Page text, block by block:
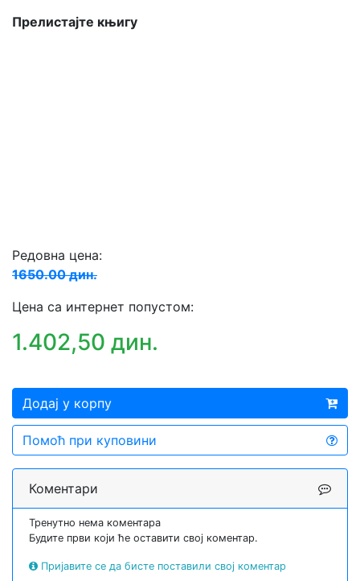
Прелистајте књигу
Редовна цена:
1650.00 дин.
Цена са интернет попустом:
1.402,50 дин.
Додај у корпу
Помоћ при куповини
Коментари
Тренутно нема коментара
Будите први који ће оставити свој коментар.
Пријавите се да бисте поставили свој коментар